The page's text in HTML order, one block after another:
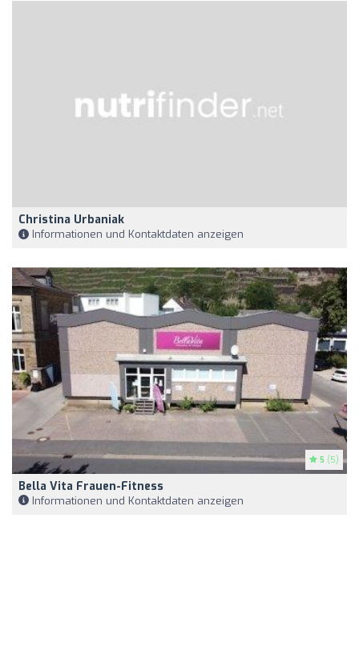
Christina Urbaniak
Informationen und Kontaktdaten anzeigen
5 (5)
Bella Vita Frauen-Fitness
Informationen und Kontaktdaten anzeigen